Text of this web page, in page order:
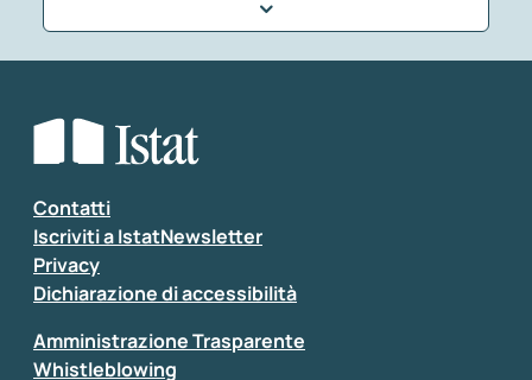
Seleziona la tipologia della segnalazione
Inserisci il tuo commento
Contatti
Iscriviti a IstatNewsletter
Privacy
Dichiarazione di accessibilità
Amministrazione Trasparente
Whistleblowing